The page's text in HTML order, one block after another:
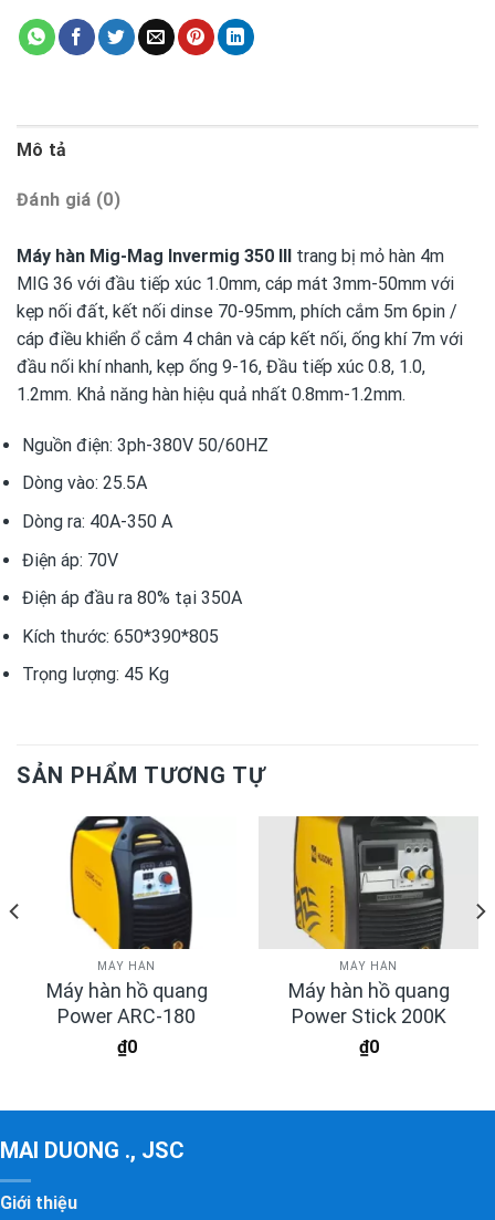
Mô tả
Đánh giá (0)
Máy hàn Mig-Mag Invermig 350 III trang bị mỏ hàn 4m
MIG 36 với đầu tiếp xúc 1.0mm, cáp mát 3mm-50mm với
kẹp nối đất, kết nối dinse 70-95mm, phích cắm 5m 6pin /
cáp điều khiển ổ cắm 4 chân và cáp kết nối, ống khí 7m với
đầu nối khí nhanh, kẹp ống 9-16, Đầu tiếp xúc 0.8, 1.0,
1.2mm. Khả năng hàn hiệu quả nhất 0.8mm-1.2mm.
Nguồn điện: 3ph-380V 50/60HZ
Dòng vào: 25.5A
Dòng ra: 40A-350 A
Điện áp: 70V
Điện áp đầu ra 80% tại 350A
Kích thước: 650*390*805
Trọng lượng: 45 Kg
SẢN PHẨM TƯƠNG TỰ
MÁY HÀN
Máy hàn hồ quang
Power ARC-180
₫0
MÁY HÀN
Máy hàn hồ quang
Power Stick 200K
₫0
MAI DUONG ., JSC
Giới thiệu